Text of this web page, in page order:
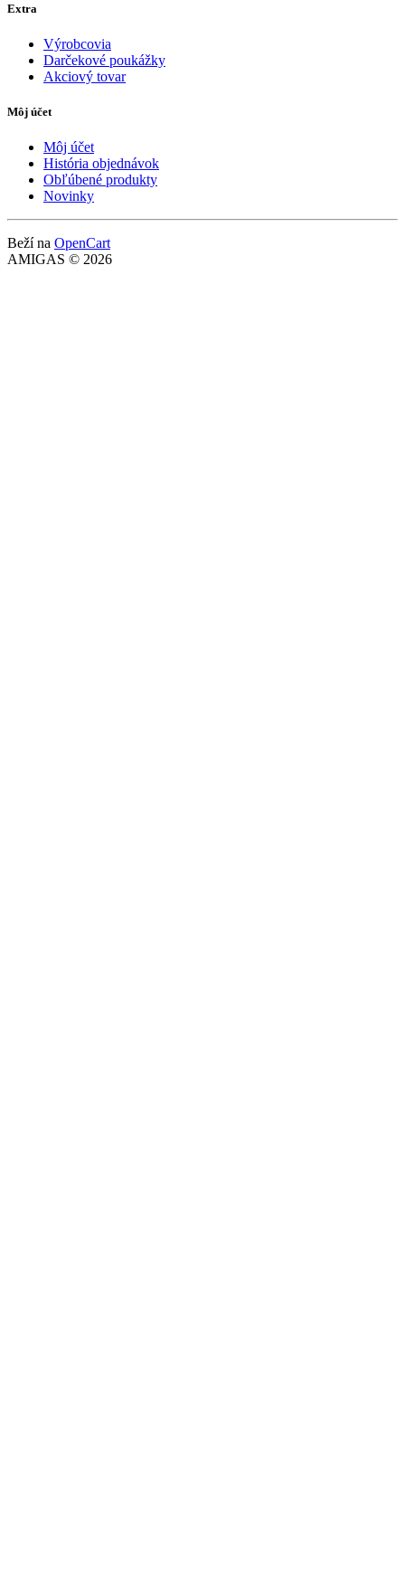
Extra
Výrobcovia
Darčekové poukážky
Akciový tovar
Môj účet
Môj účet
História objednávok
Obľúbené produkty
Novinky
Beží na OpenCart
AMIGAS © 2026